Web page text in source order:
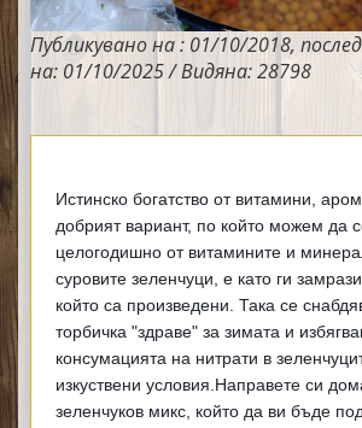
Публикувано на : 01/10/2018,
на: 01/10/2025 / Видяна: 28798
Истинско богатство от витамини,
добрият вариант, по който можем да
целогодишно от витамините и
суровите зеленчуци, е като ги
който са произведени. Така се
торбичка "здраве" за зимата и
консумацията на нитрати в
изкуствени условия.Направете си
зеленчуков микс, който да ви бъде